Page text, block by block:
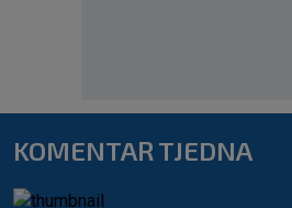
KOMENTAR TJEDNA